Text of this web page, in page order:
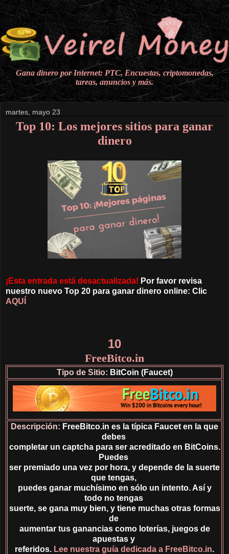
Gana dinero por Internet: PTC, Encuestas, criptomonedas,
tareas, anuncios y más.
martes, mayo 23
Top 10: Los mejores sitios para ganar
dinero
¡Esta entrada está desactualizada! Por favor revisa
nuestro nuevo Top 20 para ganar dinero online: Clic
AQUÍ
10
FreeBitco.in
Tipo de Sitio: BitCoin (Faucet)
Descripción: FreeBitco.in es la típica Faucet en la que
debes
completar un captcha para ser acreditado en BitCoins.
Puedes
ser premiado una vez por hora, y depende de la suerte
que tengas,
puedes ganar muchísimo en sólo un intento. Así y
todo no tengas
suerte, se gana muy bien, y tiene muchas otras formas
de
aumentar tus ganancias como loterías, juegos de
apuestas y
referidos. Lee nuestra guía dedicada a FreeBitco.in.